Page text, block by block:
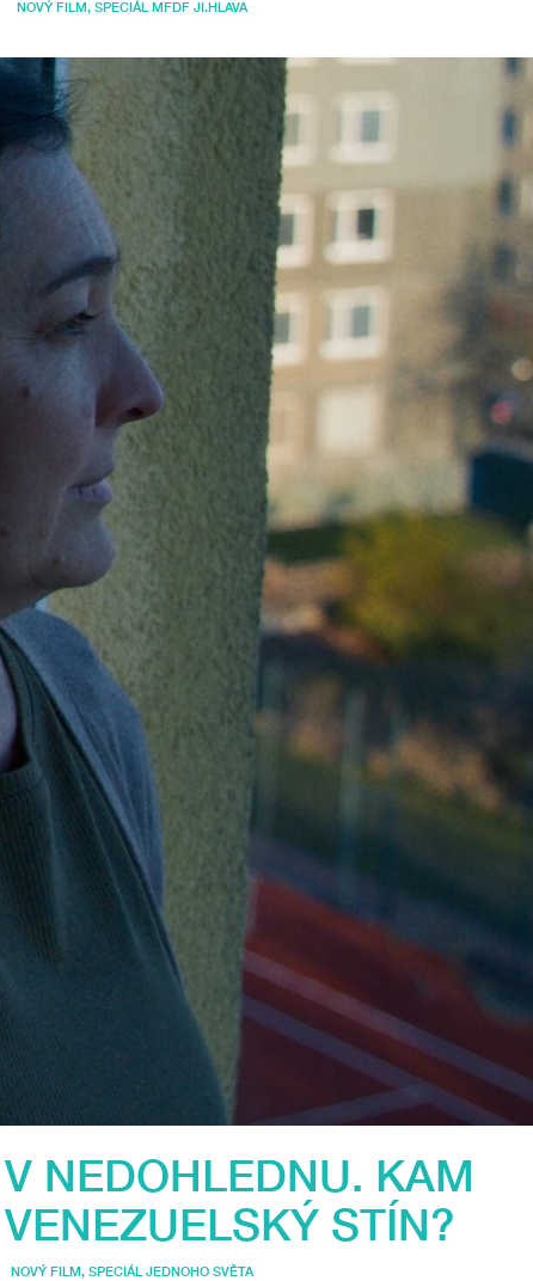
NOVÝ FILM, SPECIÁL MFDF JI.HLAVA
NEDOHLEDNU. KAM
STÍN?
NOVÝ FILM, SPECIÁL JEDNOHO SVĚTA